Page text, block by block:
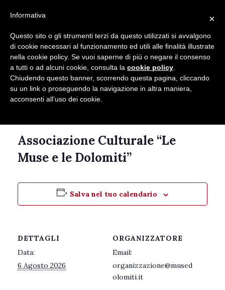
Associazione Culturale “Le
Muse e le Dolomiti”
Salva nel tuo calendario
DETTAGLI
Data:
6 Agosto 2026
ORGANIZZATORE
Email:
organizzazione@mused
olomiti.it
×
Informativa
Questo sito o gli strumenti terzi da questo utilizzati si avvalgono
di cookie necessari al funzionamento ed utili alle finalità illustrate
nella cookie policy. Se vuoi saperne di più o negare il consenso
a tutti o ad alcuni cookie, consulta la cookie policy
Chiudendo questo banner, scorrendo questa pagina, cliccando
su un link o proseguendo la navigazione in altra maniera,
acconsenti all’uso dei cookie.